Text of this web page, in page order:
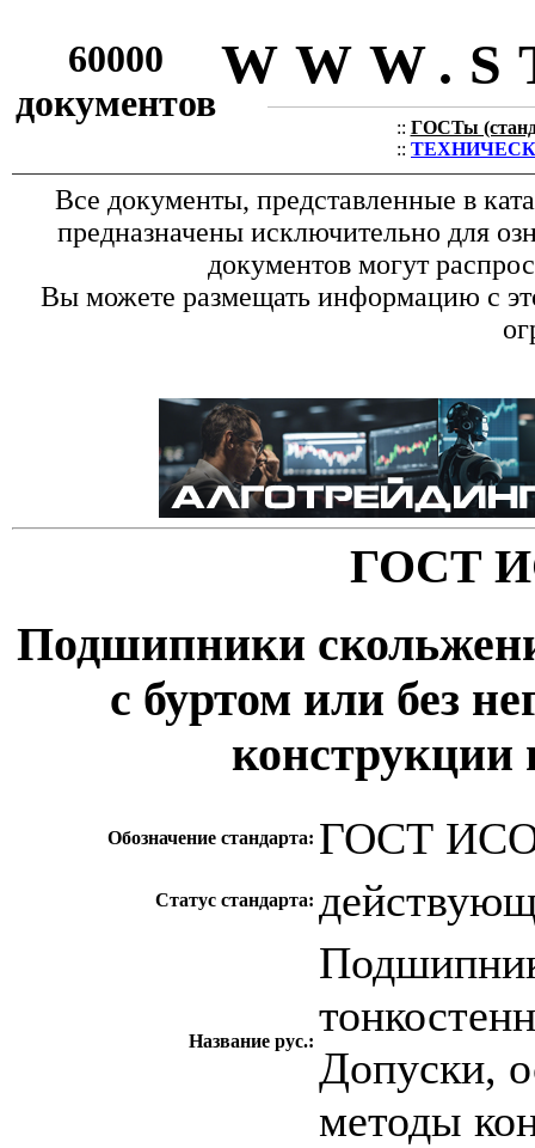
60000
документов
:: ГОСТы
::
Все документы, представленные в
предназначены исключительно для
документов могут
Вы можете размещать информацию с
ГОСТ
Подшипники
с буртом или без
конструкции
Обозначение стандарта: ГОСТ ИСО
Статус стандарта:
Название рус.:
Допуски,
методы